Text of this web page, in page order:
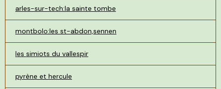
arles-sur-tech:la sainte tombe
montbolo:les st-abdon,sennen
les simiots du vallespir
pyrène et hercule